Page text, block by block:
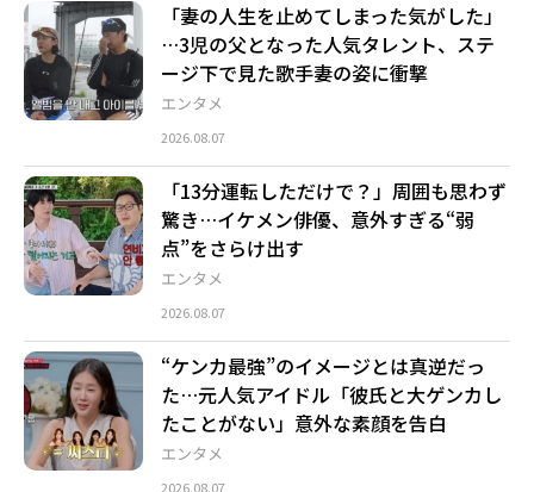
エンタメ
「妻の人生を止めてしまった気がした」
…3児の父となった人気タレント、ステ
ージ下で見た歌手妻の姿に衝撃
2026.08.07
エンタメ
「13分運転しただけで？」周囲も思わず
驚き…イケメン俳優、意外すぎる“弱
点”をさらけ出す
2026.08.07
エンタメ
“ケンカ最強”のイメージとは真逆だっ
た…元人気アイドル「彼氏と大ゲンカし
たことがない」意外な素顔を告白
2026.08.07